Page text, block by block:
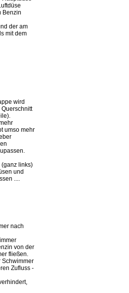
Benzin
der am
mit dem
wird
umso mehr
(ganz links)
und
....
nach
von der
fließen.
Schwimmer
Zufluss -